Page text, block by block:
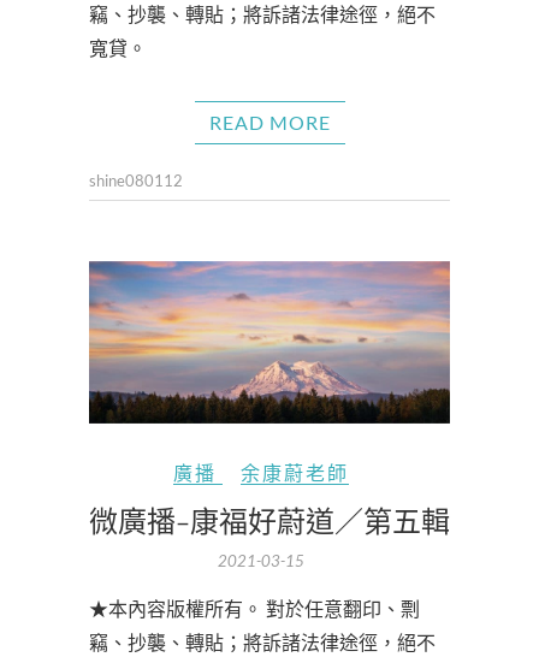
竊、抄襲、轉貼；將訴諸法律途徑，絕不
寬貸。
READ MORE
shine080112
廣播 余康蔚老師
微廣播-康福好蔚道／第五輯
2021-03-15
★本內容版權所有。 對於任意翻印、剽
竊、抄襲、轉貼；將訴諸法律途徑，絕不